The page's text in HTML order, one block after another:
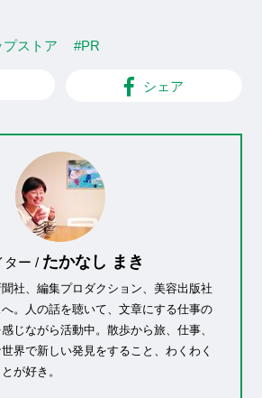
ストア #PR
シェア
ター / たかなし まき
社、編集プロダクション、美容出版社
。人の話を聴いて、文章にする仕事の
じながら活動中。散歩から旅、仕事、
界で新しい発見をすること、わくわく
が好き。